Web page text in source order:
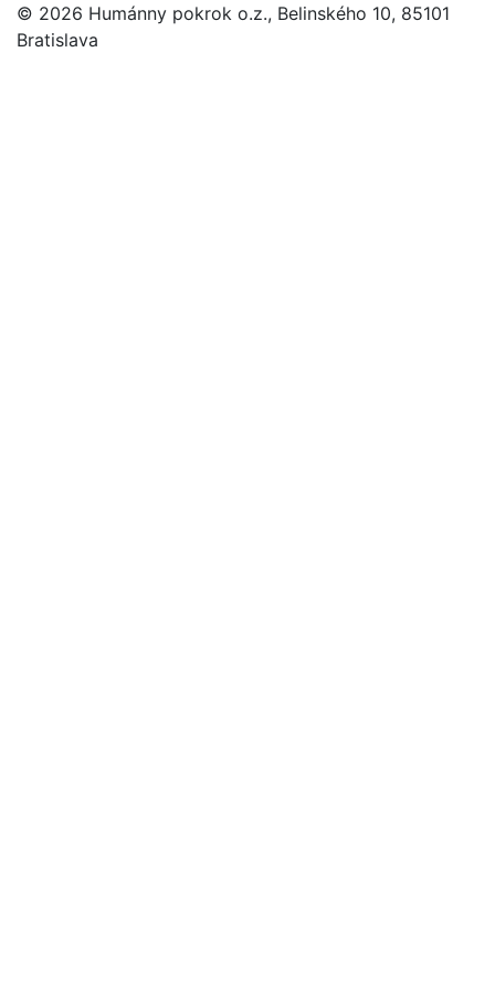
© 2026 Humánny pokrok o.z., Belinského 10, 85101
Bratislava